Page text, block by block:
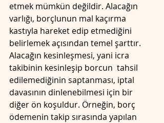
etmek mümkün değildir. Alacağın
varlığı, borçlunun mal kaçırma
kastıyla hareket edip etmediğini
belirlemek açısından temel şarttır.
Alacağın kesinleşmesi, yani icra
takibinin kesinleşip borcun  tahsil
edilemediğinin saptanması, iptal
davasının dinlenebilmesi için bir
diğer ön koşuldur. Örneğin, borç
ödemenin takip sırasında yapılan